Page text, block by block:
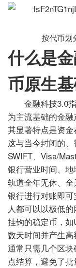
按代币划
什么是
币原生
金融科技3.0
为主流基础的金融
其显著特点是资金
这与当今封闭的、
SWIFT、Visa/
银行营业时间、
轨道全年无休、
银行进行对账即
人都可以以极低
挂钩的稳定币，
数天时间并产生
通常只需几个区
点结算，避免了批